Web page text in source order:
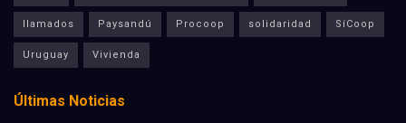
llamados Paysandú Procoop solidaridad SíCoop
Uruguay Vivienda
Últimas Noticias